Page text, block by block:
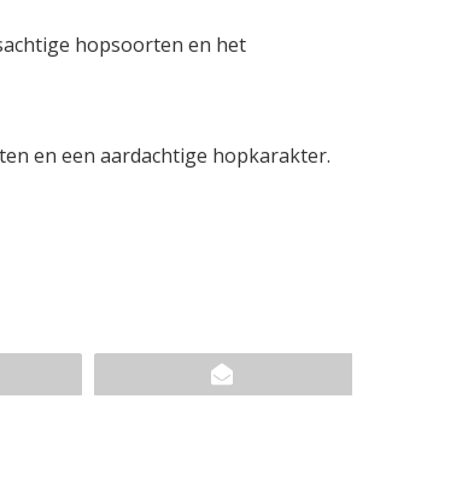
hopsoorten en het
en een aardachtige hopkarakter.